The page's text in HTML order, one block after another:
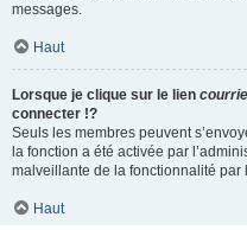
messages.
Haut
Lorsque je clique sur le lien
connecter !?
Seuls les membres peuvent
la fonction a été activée par
malveillante de la fonctionnalité par
Haut